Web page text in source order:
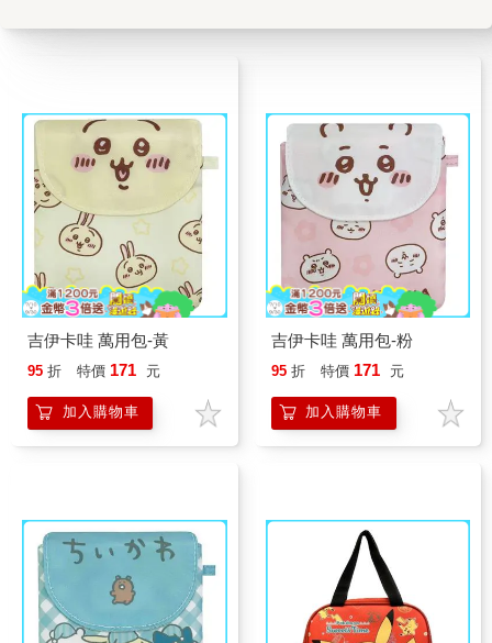
吉伊卡哇 萬用包-黃
95 折 特價 171 元
加入購物車
吉伊卡哇 萬用包-粉
95 折 特價 171 元
加入購物車